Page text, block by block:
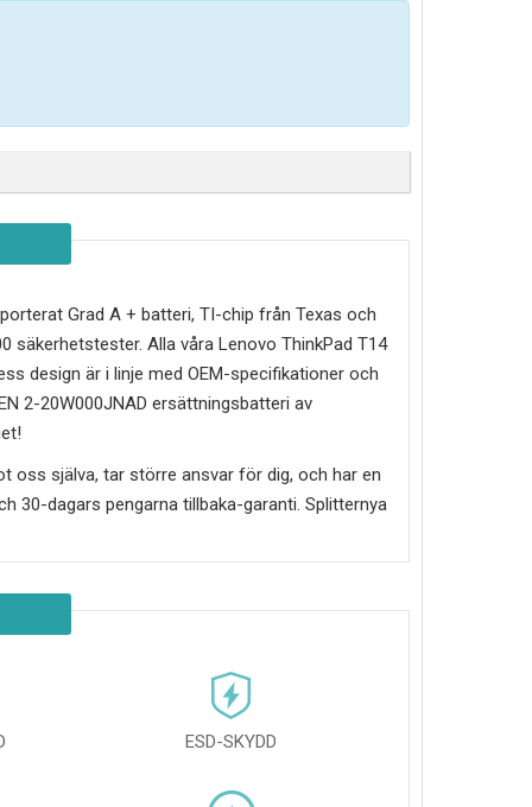
Grad A + batteri, TI-chip från Texas och
Alla våra Lenovo ThinkPad T14
design är i linje med OEM-specifikationer och
2-20W000JNAD ersättningsbatteri av
oss själva, tar större ansvar för dig, och har en
30-dagars pengarna tillbaka-garanti. Splitternya
ESD-SKYDD